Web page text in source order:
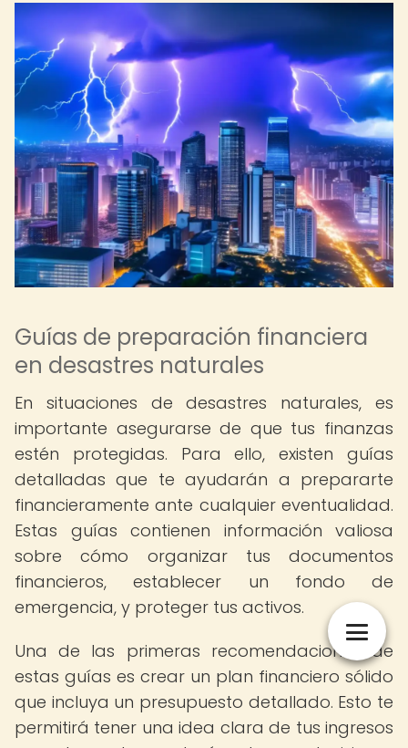
Guías de preparación financiera
en desastres naturales
En situaciones de desastres naturales, es
importante asegurarse de que tus finanzas
estén protegidas. Para ello, existen guías
detalladas que te ayudarán a prepararte
financieramente ante cualquier eventualidad.
Estas guías contienen información valiosa
sobre cómo organizar tus documentos
financieros, establecer un fondo de
emergencia, y proteger tus activos.
Una de las primeras recomendaciones de
estas guías es crear un plan financiero sólido
que incluya un presupuesto detallado. Esto te
permitirá tener una idea clara de tus ingresos